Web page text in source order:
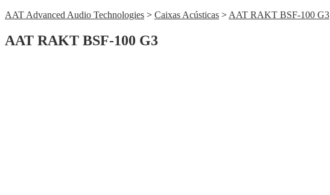
AAT Advanced Audio Technologies > Caixas Acústicas > AAT RAKT BSF-100 G3
AAT RAKT BSF-100 G3